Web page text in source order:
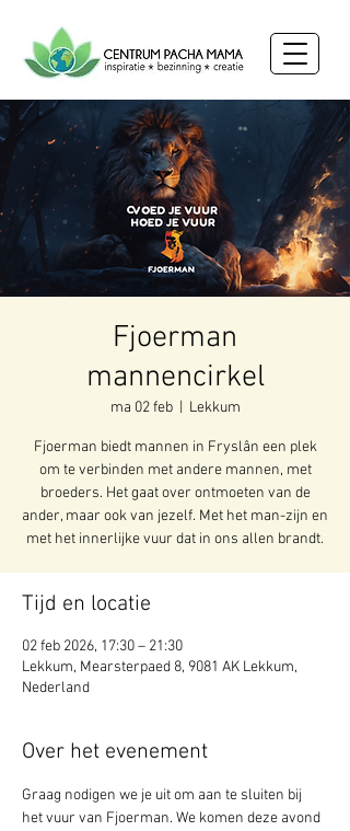
Fjoerman
mannencirkel
ma 02 feb
  |
Lekkum
Fjoerman biedt mannen in Fryslân een plek
om te verbinden met andere mannen, met
broeders. Het gaat over ontmoeten van de
ander, maar ook van jezelf. Met het man-zijn en
met het innerlijke vuur dat in ons allen brandt.
Tijd en locatie
02 feb 2026, 17:30 – 21:30
Lekkum, Mearsterpaed 8, 9081 AK Lekkum,
Nederland
Over het evenement
Graag nodigen we je uit om aan te sluiten bij
het vuur van Fjoerman. We komen deze avond